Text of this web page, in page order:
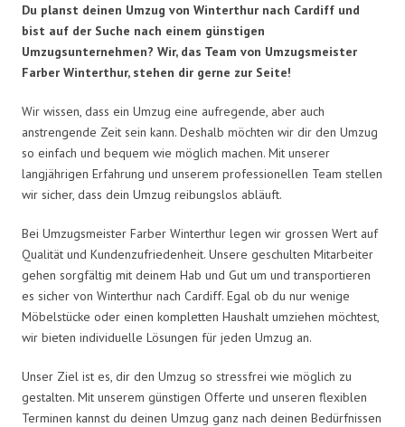
Du planst deinen Umzug von Winterthur nach Cardiff und
bist auf der Suche nach einem günstigen
Umzugsunternehmen? Wir, das Team von Umzugsmeister
Farber Winterthur, stehen dir gerne zur Seite!
Wir wissen, dass ein Umzug eine aufregende, aber auch
anstrengende Zeit sein kann. Deshalb möchten wir dir den Umzug
so einfach und bequem wie möglich machen. Mit unserer
langjährigen Erfahrung und unserem professionellen Team stellen
wir sicher, dass dein Umzug reibungslos abläuft.
Bei Umzugsmeister Farber Winterthur legen wir grossen Wert auf
Qualität und Kundenzufriedenheit. Unsere geschulten Mitarbeiter
gehen sorgfältig mit deinem Hab und Gut um und transportieren
es sicher von Winterthur nach Cardiff. Egal ob du nur wenige
Möbelstücke oder einen kompletten Haushalt umziehen möchtest,
wir bieten individuelle Lösungen für jeden Umzug an.
Unser Ziel ist es, dir den Umzug so stressfrei wie möglich zu
gestalten. Mit unserem günstigen Offerte und unseren flexiblen
Terminen kannst du deinen Umzug ganz nach deinen Bedürfnissen